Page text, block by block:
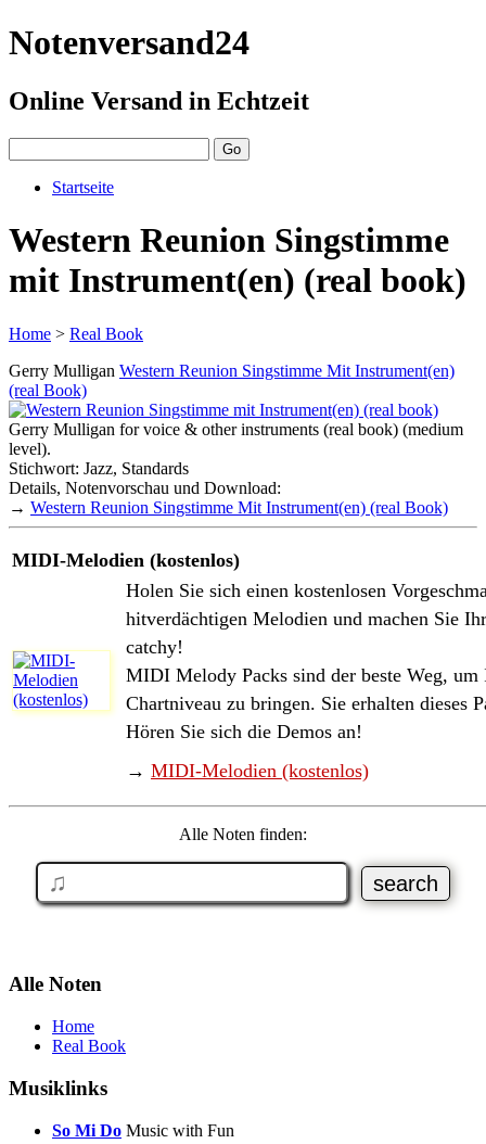
Notenversand24
Online Versand in Echtzeit
Startseite
Western Reunion Singstimme
mit Instrument(en) (real book)
Home > Real Book
Gerry Mulligan Western Reunion Singstimme Mit Instrument(en)
(real Book)
Gerry Mulligan for voice & other instruments (real book) (medium
level).
Stichwort: Jazz, Standards
Details, Notenvorschau und Download:
→ Western Reunion Singstimme Mit Instrument(en) (real Book)
MIDI-Melodien (kostenlos)
Holen Sie sich einen kostenlosen
hitverdächtigen Melodien und machen Sie
catchy!
MIDI Melody Packs sind der beste Weg, um
Chartniveau zu bringen. Sie erhalten dieses
Hören Sie sich die Demos an!
→ MIDI-Melodien (kostenlos)
Alle Noten finden:
Alle Noten
Home
Real Book
Musiklinks
So Mi Do Music with Fun